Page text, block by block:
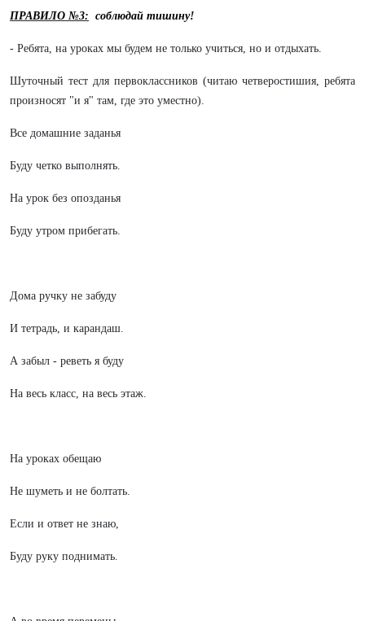
ПРАВИЛО №3: соблюдай тишину!
- Ребята, на уроках мы будем не только учиться, но и отдыхать.
Шуточный тест для первоклассников (читаю четверостишия, ребята
произносят "и я" там, где это уместно).
Все домашние заданья
Буду четко выполнять.
На урок без опозданья
Буду утром прибегать.
Дома ручку не забуду
И тетрадь, и карандаш.
А забыл - реветь я буду
На весь класс, на весь этаж.
На уроках обещаю
Не шуметь и не болтать.
Если и ответ не знаю,
Буду руку поднимать.